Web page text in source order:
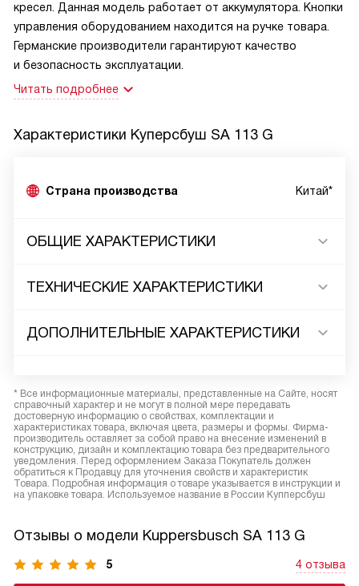
кресел. Данная модель работает от аккумулятора. Кнопки
управления оборудованием находится на ручке товара.
Германские производители гарантируют качество
и безопасность эксплуатации.
Читать подробнее
Характеристики Куперсбуш SA 113 G
Страна производства Китай*
ОБЩИЕ ХАРАКТЕРИСТИКИ
ТЕХНИЧЕСКИЕ ХАРАКТЕРИСТИКИ
ДОПОЛНИТЕЛЬНЫЕ ХАРАКТЕРИСТИКИ
* Все информационные материалы, представленные на Сайте, носят
справочный характер и не могут в полной мере передавать
достоверную информацию о свойствах, комплектации и
характеристиках товара, включая цвета, размеры и формы. Фирма-
производитель оставляет за собой право на внесение изменений в
конструкцию, дизайн и комплектацию товара без предварительного
уведомления. Перед оформлением Заказа Покупатель должен
обратиться к Продавцу для уточнения свойств и характеристик
Товара. Подробная информация о товаре указывается в инструкции и
на упаковке товара. Используемое название в России Купперсбуш
Отзывы о модели Kuppersbusch SA 113 G
5 4 отзыва